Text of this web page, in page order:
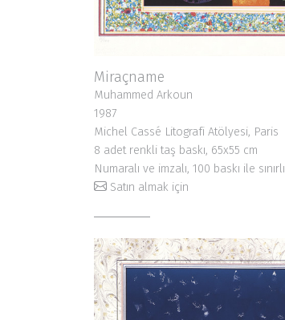
Miraçname
Muhammed Arkoun
1987
Michel Cassé Litografi Atölyesi, Paris
8 adet renkli taş baskı, 65x55 cm
Numaralı ve imzalı, 100 baskı ile sınırlı
Satın almak için